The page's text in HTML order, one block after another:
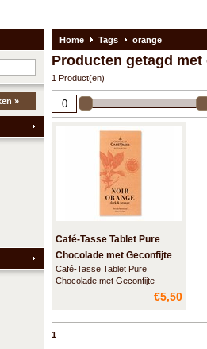
»
Home Tags orange
Producten getagd met
1 Product(en)
Café-Tasse Tablet Pure
Chocolade met Geconfijte
Sinaasstukjes
Café-Tasse Tablet Pure
Chocolade met Geconfijte
Spaanse Sinaasstukjes. Noir -
€5,50
1